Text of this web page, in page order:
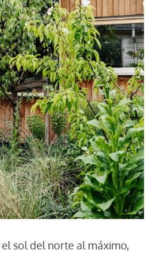
sol del norte al máximo,